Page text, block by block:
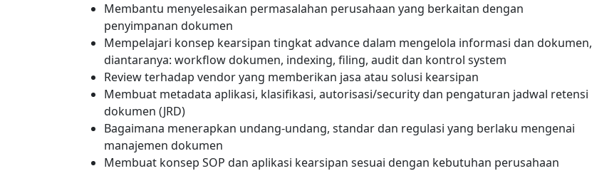
Membantu menyelesaikan permasalahan perusahaan yang berkaitan dengan
penyimpanan dokumen
Mempelajari konsep kearsipan tingkat advance dalam mengelola informasi dan dokumen,
diantaranya: workflow dokumen, indexing, filing, audit dan kontrol system
Review terhadap vendor yang memberikan jasa atau solusi kearsipan
Membuat metadata aplikasi, klasifikasi, autorisasi/security dan pengaturan jadwal retensi
dokumen (JRD)
Bagaimana menerapkan undang-undang, standar dan regulasi yang berlaku mengenai
manajemen dokumen
Membuat konsep SOP dan aplikasi kearsipan sesuai dengan kebutuhan perusahaan